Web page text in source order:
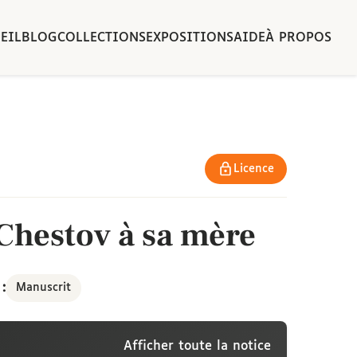
BLOGCOLLECTIONSEXPOSITIONSAIDEÀ PROPOS
Licence
à sa mère
: Manuscrit
Afficher toute la notice